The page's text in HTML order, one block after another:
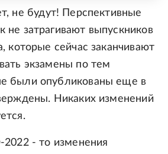
не будут! Перспективные
не затрагивают выпускников
которые сейчас заканчивают
экзамены по тем
были опубликованы еще в
Никаких изменений
2022 - то изменения